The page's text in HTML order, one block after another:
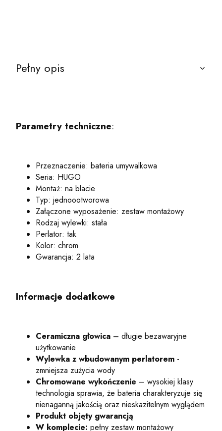
Pełny opis
Parametry techniczne:
Przeznaczenie: bateria umywalkowa
Seria: HUGO
Montaż: na blacie
Typ: jednoootworowa
Załączone wyposażenie: zestaw montażowy
Rodzaj wylewki: stała
Perlator: tak
Kolor: chrom
Gwarancja: 2 lata
Informacje dodatkowe
Ceramiczna głowica – długie bezawaryjne
użytkowanie
Wylewka z wbudowanym perlatorem -
zmniejsza zużycia wody
Chromowane wykończenie – wysokiej klasy
technologia sprawia, że bateria charakteryzuje się
nienaganną jakością oraz nieskazitelnym wyglądem
Produkt objęty gwarancją
W komplecie: pełny zestaw montażowy